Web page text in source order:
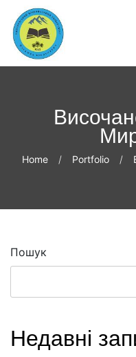
Home Portfolio
Пошук
Недавні